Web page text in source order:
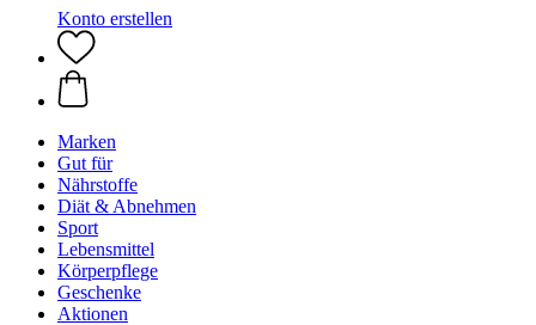
Konto erstellen
Marken
Gut für
Nährstoffe
Diät & Abnehmen
Sport
Lebensmittel
Körperpflege
Geschenke
Aktionen